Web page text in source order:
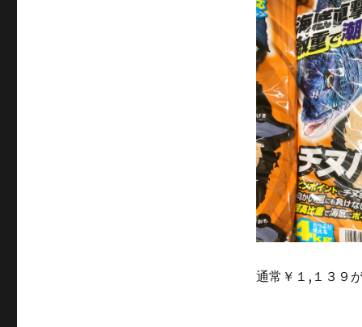
通常￥１,１３９